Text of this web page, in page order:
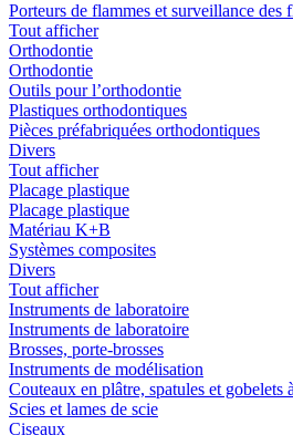
Porteurs de flammes et surveillance des
Tout afficher
Orthodontie
Orthodontie
Outils pour l’orthodontie
Plastiques orthodontiques
Pièces préfabriquées orthodontiques
Divers
Tout afficher
Placage plastique
Placage plastique
Matériau K+B
Systèmes composites
Divers
Tout afficher
Instruments de laboratoire
Instruments de laboratoire
Brosses, porte-brosses
Instruments de modélisation
Couteaux en plâtre, spatules et gobelets
Scies et lames de scie
Ciseaux